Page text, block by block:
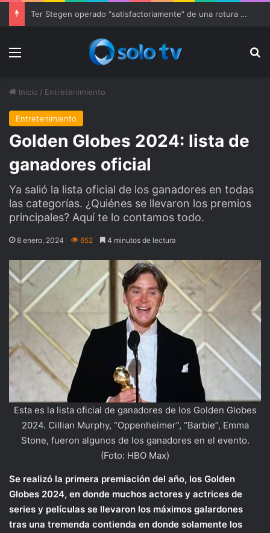
Ter Stegen operado “satisfactoriamente” de una rotura completa del tendón rotuliano
Menu
Inicio / Entretenimiento
Entretenimiento
Golden Globes 2024: lista de
ganadores oficial
Ya salió la lista oficial de los ganadores en todas
las categorías. ¿Quiénes se llevaron los premios
principales? Aquí te lo contamos todo.
8 enero, 2024 652 4 minutos de lectura
Esta es la lista oficial de ganadores de los Golden Globes
2024. Cillian Murphy, “Oppenheimer”, “Barbie”, Emma
Stone, fueron algunos de los ganadores en el evento.
(Foto: HBO Max)
Se realizó la primera premiación del año, los Golden
Globes 2024, en donde muchos actores y actrices de
series y películas se llevaron los máximos galardones
tras una tremenda contienda en donde solamente los